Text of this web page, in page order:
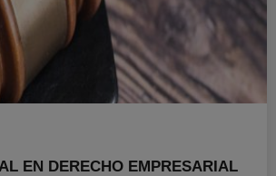
EN DERECHO EMPRESARIAL